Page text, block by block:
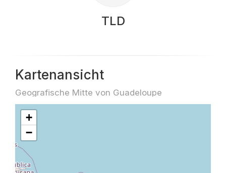
TLD
Kartenansicht
Geografische Mitte von Guadeloupe
+
−